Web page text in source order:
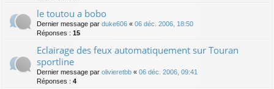
le toutou a bobo
Dernier message par duke606 « 06 déc. 2006, 18:50
Réponses : 15
Eclairage des feux automatiquement sur Touran
sportline
Dernier message par olivieretbb « 06 déc. 2006, 09:41
Réponses : 4